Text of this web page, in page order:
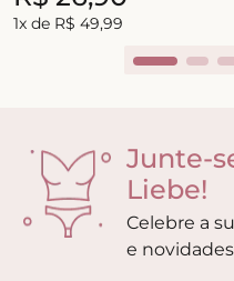
1x de R$ 49,99
Junte-
Liebe!
Celebre a
e